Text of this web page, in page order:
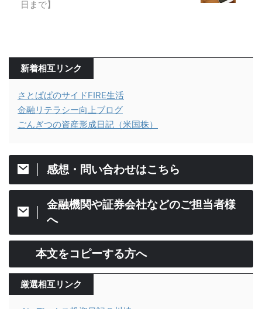
日まで】
新着相互リンク
さとぱぱのサイドFIRE生活
金融リテラシー向上ブログ
ごんぎつの資産形成日記（米国株）
感想・問い合わせはこちら
金融機関や証券会社などのご担当者様
へ
本文をコピーする方へ
厳選相互リンク